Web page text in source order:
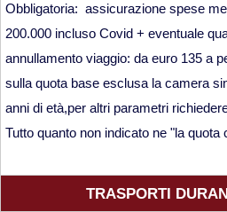
Obbligatoria: assicurazione spese
200.000 incluso Covid + eventuale
annullamento viaggio: da euro 135 a
sulla quota base esclusa la camera
anni di età,per altri parametri
Tutto quanto non indicato ne "la quota
TRASPORTI